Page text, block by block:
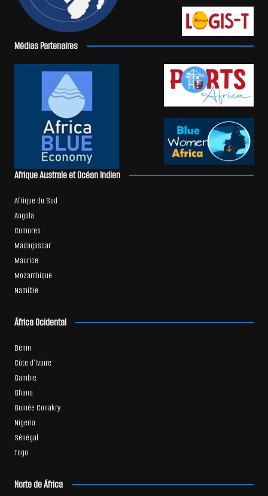
Médias Partenaires
Afrique Australe et Océan Indien
Afrique du Sud
Angola
Comores
Madagascar
Maurice
Mozambique
Namibie
África Ocidental
Bénin
Côte d’Ivoire
Gambie
Ghana
Guinée Conakry
Nigeria
Sénégal
Togo
Norte de África